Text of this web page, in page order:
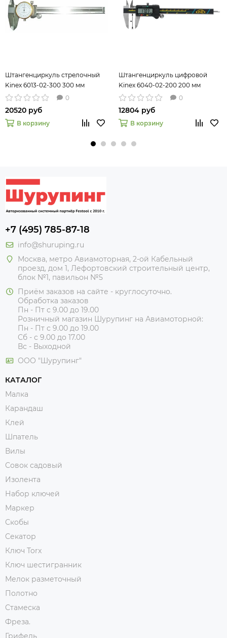
Штангенциркуль стрелочный
Kinex 6013-02-300 300 мм
0
20520 руб
В корзину
Штангенциркуль цифровой
Kinex 6040-02-200 200 мм
0
12804 руб
В корзину
+7 (495) 785-87-18
info@shuruping.ru
Москва, метро Авиамоторная, 2-ой Кабельный
проезд, дом 1, Лефортовский строительный центр,
блок №1, павильон №5
Приём заказов на сайте - круглосуточно.
Обработка заказов
Пн - Пт с 9.00 до 19.00
Розничный магазин Шурупинг на Авиамоторной:
Пн - Пт с 9.00 до 19.00
Сб - с 9.00 до 17.00
Вс - Выходной
ООО "Шурупинг"
КАТАЛОГ
Малка
Карандаш
Клей
Шпатель
Вилы
Совок садовый
Изолента
Набор ключей
Маркер
Скобы
Секатор
Ключ Torx
Ключ шестигранник
Мелок разметочный
Полотно
Стамеска
Фреза.
Грифель